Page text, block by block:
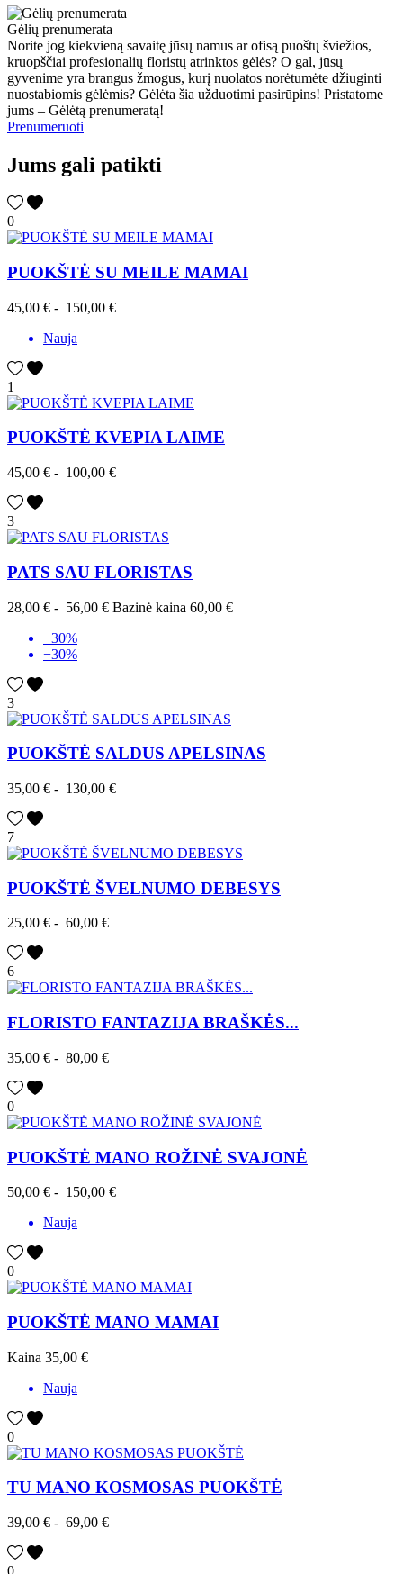
Gėlių prenumerata
Norite jog kiekvieną savaitę jūsų namus ar ofisą puoštų šviežios,
kruopščiai profesionalių floristų atrinktos gėlės? O gal, jūsų
gyvenime yra brangus žmogus, kurį nuolatos norėtumėte džiuginti
nuostabiomis gėlėmis? Gėlėta šia užduotimi pasirūpins! Pristatome
jums – Gėlėtą prenumeratą!
Prenumeruoti
Jums gali patikti
0
PUOKŠTĖ SU MEILE MAMAI
45,00 € - 150,00 €
Nauja
1
PUOKŠTĖ KVEPIA LAIME
45,00 € - 100,00 €
3
PATS SAU FLORISTAS
28,00 € - 56,00 € Bazinė kaina 60,00 €
−30%
−30%
3
PUOKŠTĖ SALDUS APELSINAS
35,00 € - 130,00 €
7
PUOKŠTĖ ŠVELNUMO DEBESYS
25,00 € - 60,00 €
6
FLORISTO FANTAZIJA BRAŠKĖS...
35,00 € - 80,00 €
0
PUOKŠTĖ MANO ROŽINĖ SVAJONĖ
50,00 € - 150,00 €
Nauja
0
PUOKŠTĖ MANO MAMAI
Kaina 35,00 €
Nauja
0
TU MANO KOSMOSAS PUOKŠTĖ
39,00 € - 69,00 €